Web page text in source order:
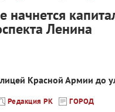
начнется
Ленина
Красной Армии до
Редакция РК ГОРОД